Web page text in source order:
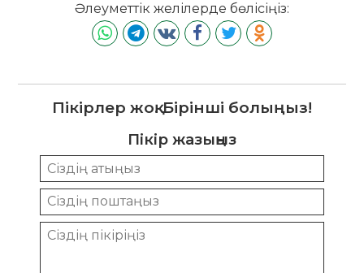
Әлеуметтік желілерде бөлісіңіз:
Пікірлер жоқ. Бірінші болыңыз!
Пікір жазыңыз